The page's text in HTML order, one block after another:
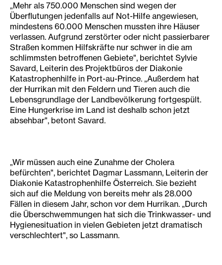
„Mehr als 750.000 Menschen sind wegen der
Überflutungen jedenfalls auf Not-Hilfe angewiesen,
mindestens 60.000 Menschen mussten ihre Häuser
verlassen. Aufgrund zerstörter oder nicht passierbarer
Straßen kommen Hilfskräfte nur schwer in die am
schlimmsten betroffenen Gebiete", berichtet Sylvie
Savard, Leiterin des Projektbüros der Diakonie
Katastrophenhilfe in Port-au-Prince. „Außerdem hat
der Hurrikan mit den Feldern und Tieren auch die
Lebensgrundlage der Landbevölkerung fortgespült.
Eine Hungerkrise im Land ist deshalb schon jetzt
absehbar", betont Savard.
„Wir müssen auch eine Zunahme der Cholera
befürchten", berichtet Dagmar Lassmann, Leiterin der
Diakonie Katastrophenhilfe Österreich. Sie bezieht
sich auf die Meldung von bereits mehr als 28.000
Fällen in diesem Jahr, schon vor dem Hurrikan. „Durch
die Überschwemmungen hat sich die Trinkwasser- und
Hygienesituation in vielen Gebieten jetzt dramatisch
verschlechtert", so Lassmann.